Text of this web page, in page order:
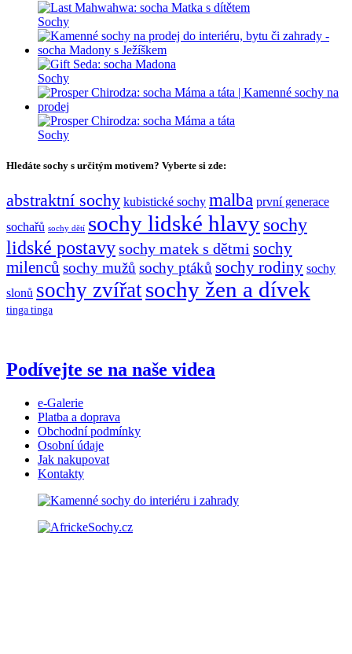
Sochy
Sochy
Sochy
Hledáte sochy s určitým motivem? Vyberte si zde:
abstraktní sochy kubistické sochy malba první generace
sochařů sochy dětí sochy lidské hlavysochy
lidské postavysochy matek s dětmi sochy
milenců sochy mužů sochy ptáků sochy rodiny sochy
slonů sochy zvířatsochy žen a dívek
tinga tinga
Podívejte se na naše videa
e-Galerie
Platba a doprava
Obchodní podmínky
Osobní údaje
Jak nakupovat
Kontakty